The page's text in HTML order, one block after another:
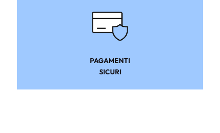
PAGAMENTI
SICURI